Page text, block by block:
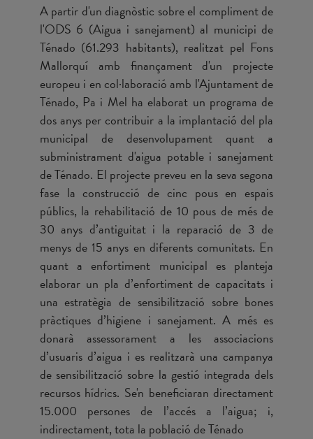
A partir d'un diagnòstic sobre el compliment de
l'ODS 6 (Aigua i sanejament) al municipi de
Ténado (61.293 habitants), realitzat pel Fons
Mallorquí amb finançament d'un projecte
europeu i en col·laboració amb l'Ajuntament de
Ténado, Pa i Mel ha elaborat un programa de
dos anys per contribuir a la implantació del pla
municipal de desenvolupament quant a
subministrament d'aigua potable i sanejament
de Ténado. El projecte preveu en la seva segona
fase la construcció de cinc pous en espais
públics, la rehabilitació de 10 pous de més de
30 anys d’antiguitat i la reparació de 3 de
menys de 15 anys en diferents comunitats. En
quant a enfortiment municipal es planteja
elaborar un pla d’enfortiment de capacitats i
una estratègia de sensibilització sobre bones
pràctiques d’higiene i sanejament. A més es
donarà assessorament a les associacions
d’usuaris d’aigua i es realitzarà una campanya
de sensibilització sobre la gestió integrada dels
recursos hídrics. Se'n beneficiaran directament
15.000 persones de l’accés a l’aigua; i,
indirectament, tota la població de Ténado